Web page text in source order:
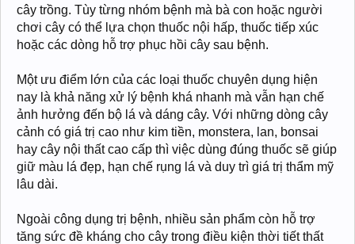
cây trồng. Tùy từng nhóm bệnh mà bà con hoặc người
chơi cây có thể lựa chọn thuốc nội hấp, thuốc tiếp xúc
hoặc các dòng hỗ trợ phục hồi cây sau bệnh.
Một ưu điểm lớn của các loại thuốc chuyên dụng hiện
nay là khả năng xử lý bệnh khá nhanh mà vẫn hạn chế
ảnh hưởng đến bộ lá và dáng cây. Với những dòng cây
cảnh có giá trị cao như kim tiền, monstera, lan, bonsai
hay cây nội thất cao cấp thì việc dùng đúng thuốc sẽ giúp
giữ màu lá đẹp, hạn chế rụng lá và duy trì giá trị thẩm mỹ
lâu dài.
Ngoài công dụng trị bệnh, nhiều sản phẩm còn hỗ trợ
tăng sức đề kháng cho cây trong điều kiện thời tiết thất